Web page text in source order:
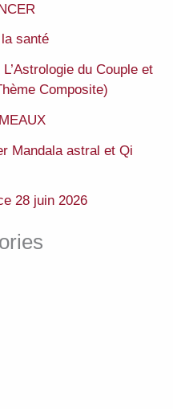
santé
du Couple et
Composite)
Mandala astral et Qi
28 juin 2026